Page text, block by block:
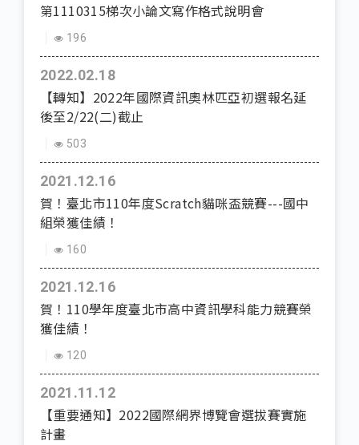
第1110315梯次小論文寫作格式說明會
196
2022.02.18
【轉知】2022年國際資訊奧林匹亞初選報名延
後至2/22(二)截止
503
2021.12.16
賀！臺北市110年度Scratch貓咪盃競賽---國中
組榮獲佳績！
160
2021.12.16
賀！110學年度臺北市高中資訊學科能力競賽榮
獲佳績！
120
2021.11.12
【重要通知】2022國際網界博覽會選拔賽實施
計畫